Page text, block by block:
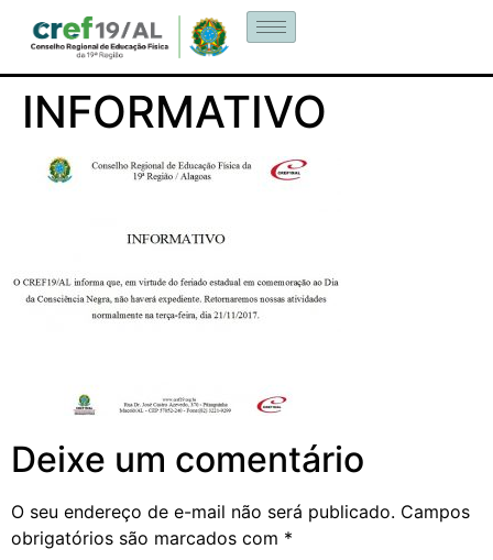
INFORMATIVO
Deixe um comentário
O seu endereço de e-mail não será publicado. Campos
obrigatórios são marcados com *